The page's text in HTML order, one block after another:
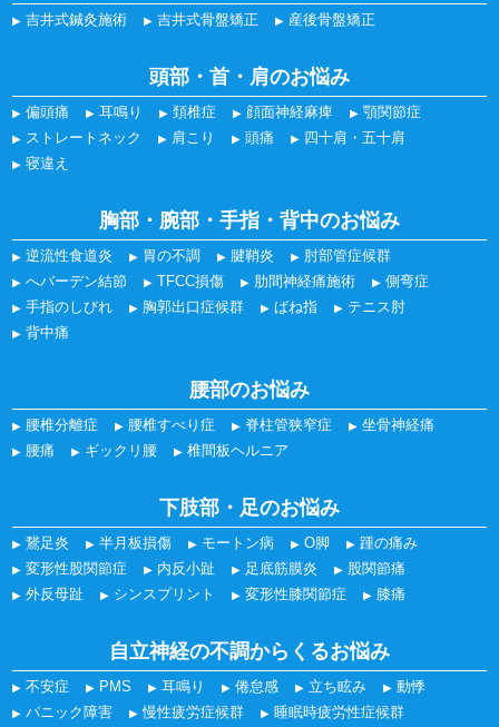
吉井式鍼灸施術 吉井式骨盤矯正 産後骨盤矯正
頭部・首・肩のお悩み
偏頭痛 耳鳴り 頚椎症 顔面神経麻痺
顎関節症
ストレートネック
肩こり 頭痛
四十肩・五十肩
寝違え
胸部・腕部・手指・背中のお悩み
逆流性食道炎 胃の不調 腱鞘炎
肘部管症候群
へバーデン結節
TFCC損傷 肋間神経痛施術
側弯症
手指のしびれ
胸郭出口症候群 ばね指
テニス肘
背中痛
腰部のお悩み
腰椎分離症 腰椎すべり症 脊柱管狭窄症
坐骨神経痛
腰痛
ギックリ腰 椎間板ヘルニア
下肢部・足のお悩み
鵞足炎 半月板損傷 モートン病 O脚
踵の痛み
変形性股関節症
内反小趾 足底筋膜炎
股関節痛
外反母趾
シンスプリント 変形性膝関節症 膝痛
自立神経の不調からくるお悩み
不安症 PMS 耳鳴り 倦怠感 立ち眩み
動悸
パニック障害
慢性疲労症候群 睡眠時疲労性症候群